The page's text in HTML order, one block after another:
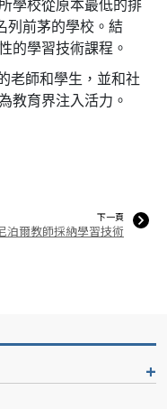
學校從原本最低的排
列前茅的學校。結
的學習技術課程。
老師和學生，並和社
教育界注入活力。
下一頁
泊爾教師採納學習技術